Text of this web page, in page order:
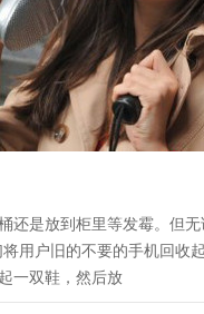
还是放到柜里等发霉。但
用户旧的不要的手机回收
一双鞋，然后放